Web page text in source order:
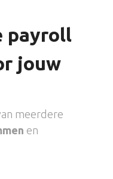
payroll
jouw
meerdere
en